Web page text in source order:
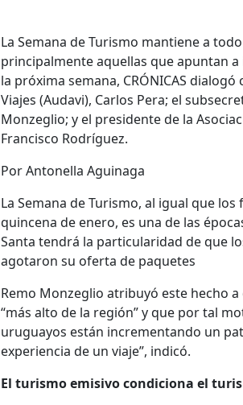
La Semana de Turismo mantiene a
principalmente aquellas que apuntan
la próxima semana, CRÓNICAS
Viajes (Audavi), Carlos Pera; el
Monzeglio; y el presidente de la
Francisco Rodríguez.
Por Antonella Aguinaga
La Semana de Turismo, al igual que
quincena de enero, es una de las
Santa tendrá la particularidad de que
agotaron su oferta de paquetes
Remo Monzeglio atribuyó este hecho
“más alto de la región” y que por tal
uruguayos están incrementando un
experiencia de un viaje”, indicó.
El turismo emisivo condiciona el